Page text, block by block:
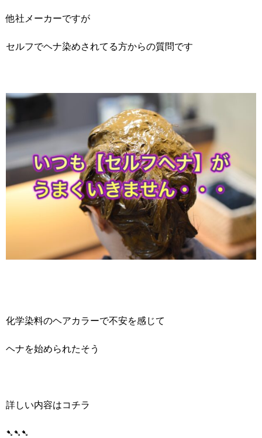
他社メーカーですが
セルフでヘナ染めされてる方からの質問です
化学染料のヘアカラーで不安を感じて
ヘナを始められたそう
詳しい内容はコチラ
➷➷➷